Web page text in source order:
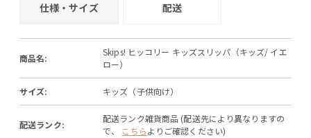
仕様・サイズ 配送
商品名:
Skips! ヒッコリー キッズスリッパ（キッズ/ イエ
ロー）
サイズ: キッズ（子供向け）
配送ランク:
配送ランク雑貨商品 (配送先により異なりますの
で、 こちらよりご確認ください)